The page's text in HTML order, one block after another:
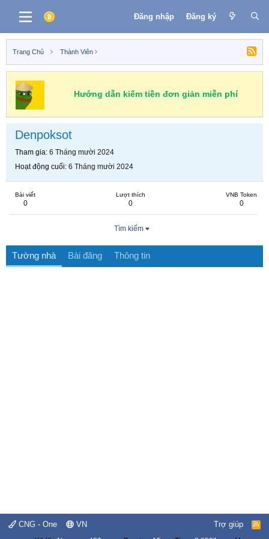
Đăng nhập Đăng ký
Trang Chủ Thành Viên
Hướng dẫn kiếm tiền đơn giản miễn phí
Denpoksot
Tham gia 6 Tháng mười 2024
Hoạt động cuối 6 Tháng mười 2024
Bài viết
0
Lượt thích
0
VNB Token
0
Tìm kiếm
Tường nhà Bài đăng Thông tin
CNG - One VN Trợ giúp
R